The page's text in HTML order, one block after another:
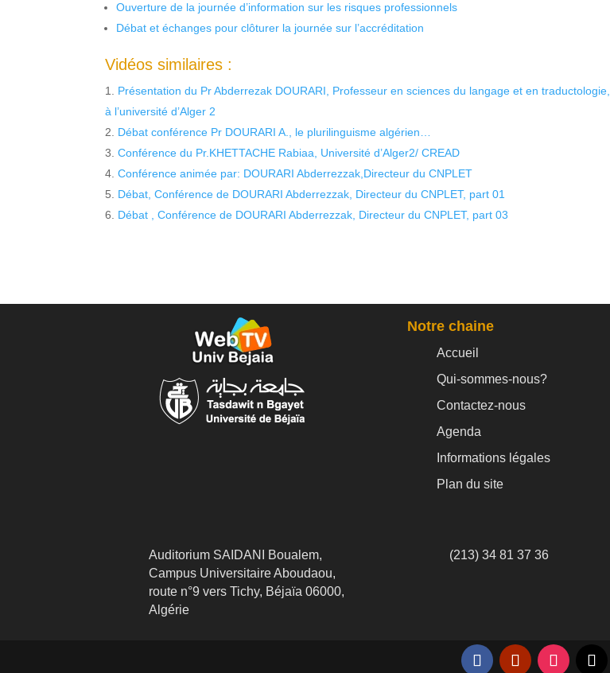
Ouverture de la journée d’information sur les risques professionnels
Débat et échanges pour clôturer la journée sur l’accréditation
Vidéos similaires :
Présentation du Pr Abderrezak DOURARI, Professeur en sciences du langage et en traductologie,
à l’université d’Alger 2
Débat conférence Pr DOURARI A., le plurilinguisme algérien…
Conférence du Pr.KHETTACHE Rabiaa, Université d’Alger2/ CREAD
Conférence animée par: DOURARI Abderrezzak,Directeur du CNPLET
Débat, Conférence de DOURARI Abderrezzak, Directeur du CNPLET, part 01
Débat , Conférence de DOURARI Abderrezzak, Directeur du CNPLET, part 03
Notre chaine
Accueil
Qui-sommes-nous?
Contactez-nous
Agenda
Informations légales
Plan du site
Auditorium SAIDANI Boualem,
Campus Universitaire Aboudaou,
route n°9 vers Tichy, Béjaïa 06000,
Algérie
(213) 34 81 37 36